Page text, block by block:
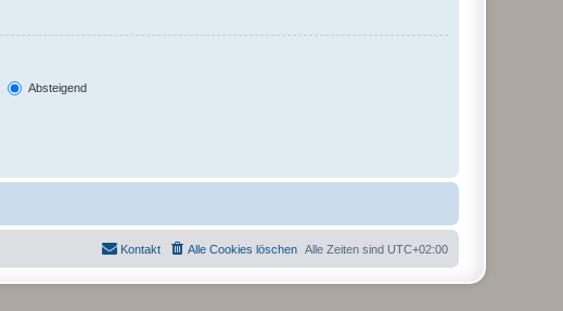
Absteigend
Alle Zeiten sind UTC+02:00
Alle Cookies löschen
Kontakt